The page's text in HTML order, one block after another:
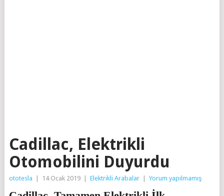
Cadillac, Elektrikli
Otomobilini Duyurdu
ototesla 14 Ocak 2019 Elektrikli Arabalar Yorum yapılmamış